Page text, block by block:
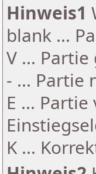
Hinweis1
blank ...
V ...
- ... Partie
E ...
K ...